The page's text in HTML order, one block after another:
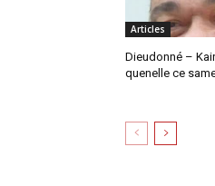
Articles
Dieudonné –
quenelle ce